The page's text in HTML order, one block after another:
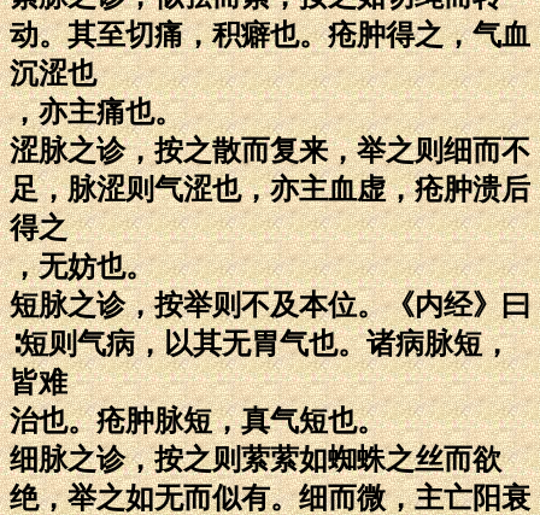
动。其至切痛，积癖也。疮肿得之，气血
沉涩也
，亦主痛也。
涩脉之诊，按之散而复来，举之则细而不
足，脉涩则气涩也，亦主血虚，疮肿溃后
得之
，无妨也。
短脉之诊，按举则不及本位。《内经》曰
∶短则气病，以其无胃气也。诸病脉短，
皆难
治也。疮肿脉短，真气短也。
细脉之诊，按之则萦萦如蜘蛛之丝而欲
绝，举之如无而似有。细而微，主亡阳衰